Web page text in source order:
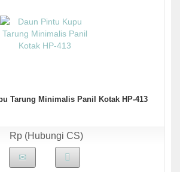
Tarung Minimalis Panil Kotak HP-413
Rp (Hubungi CS)